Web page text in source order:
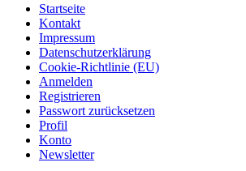
Startseite
Kontakt
Impressum
Datenschutzerklärung
Cookie-Richtlinie (EU)
Anmelden
Registrieren
Passwort zurücksetzen
Profil
Konto
Newsletter